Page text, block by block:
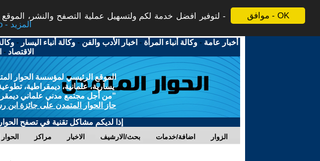
موافق - OK
لتوفير افضل خدمة لكم ولتسهيل عملية التصفح والنشر،
More info - المزيد
أخبار عامة -وكالة أنباء المرأة - اخبار الأدب والفن -وكالة أنباء اليسار -
الاقتصاد -
الموقع الرئيسي لمؤسسة الحوار
يسارية، علمانية، ديمقراطية،
"من أجل مجتمع مدني علماني
حاز الحوار المتمدن على جائزة ابن
إذا لديكم مشاكل تقنية في تصفح
مراكز الاخبار بحث/الارشيف اضافة/خدمات الزوار